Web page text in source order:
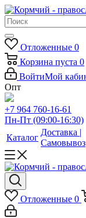
Отложенные 0
Корзина пуста 0
ВойтиМой
Опт
+7 964 760-16-61
Пн-Пт (09:00-16:30)
Каталог
Доставка |
Самовывоз
Отложенные 0